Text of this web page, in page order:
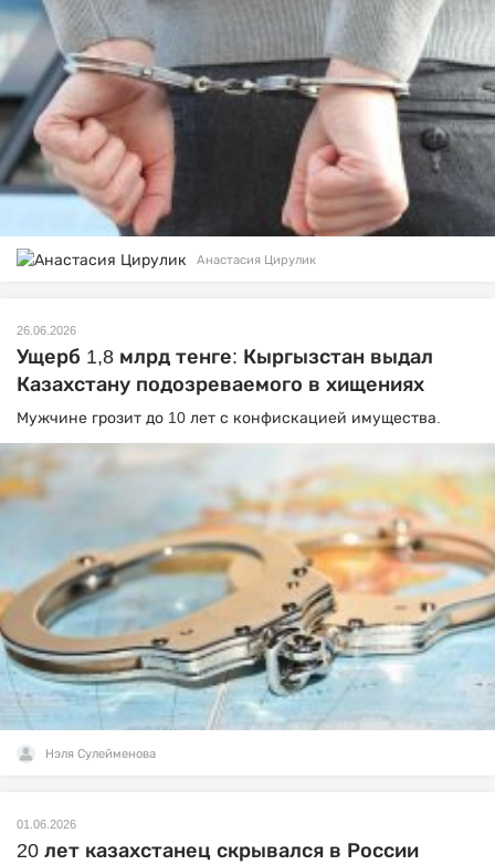
Анастасия Цирулик
26.06.2026
Ущерб 1,8 млрд тенге: Кыргызстан выдал
Казахстану подозреваемого в хищениях
Мужчине грозит до 10 лет с конфискацией имущества.
Нэля Сулейменова
01.06.2026
20 лет казахстанец скрывался в России